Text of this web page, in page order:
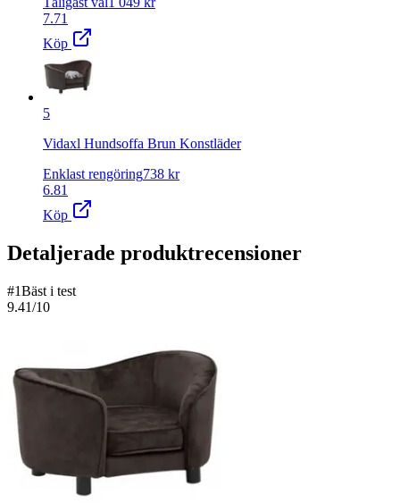
7.71
Köp
5
Vidaxl Hundsoffa Brun Konstläder
Enklast rengöring738 kr
6.81
Köp
Detaljerade produktrecensioner
#1Bäst i test
9.41/10